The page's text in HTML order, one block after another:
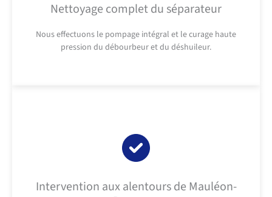
Nettoyage complet du séparateur
Nous effectuons le pompage intégral et le curage haute
pression du débourbeur et du déshuileur.
Intervention aux alentours de Mauléon-